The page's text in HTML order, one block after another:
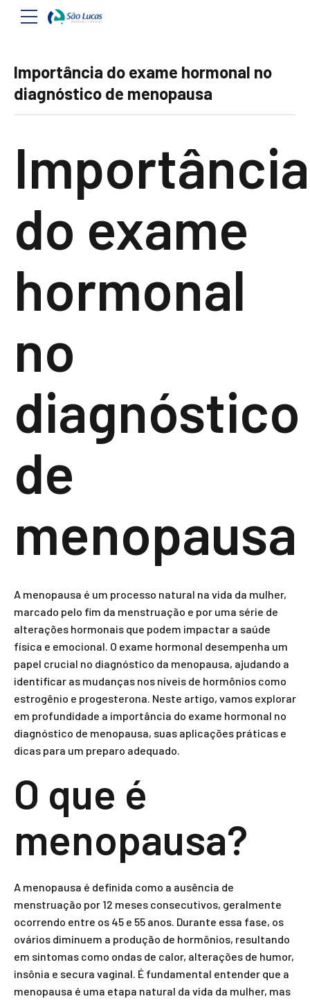
Importância do exame hormonal no
diagnóstico de menopausa
Importância
do exame
hormonal
no
diagnóstico
de
menopausa
A menopausa é um processo natural na vida da mulher,
marcado pelo fim da menstruação e por uma série de
alterações hormonais que podem impactar a saúde
física e emocional. O exame hormonal desempenha um
papel crucial no diagnóstico da menopausa, ajudando a
identificar as mudanças nos níveis de hormônios como
estrogênio e progesterona. Neste artigo, vamos explorar
em profundidade a importância do exame hormonal no
diagnóstico de menopausa, suas aplicações práticas e
dicas para um preparo adequado.
O que é
menopausa?
A menopausa é definida como a ausência de
menstruação por 12 meses consecutivos, geralmente
ocorrendo entre os 45 e 55 anos. Durante essa fase, os
ovários diminuem a produção de hormônios, resultando
em sintomas como ondas de calor, alterações de humor,
insônia e secura vaginal. É fundamental entender que a
menopausa é uma etapa natural da vida da mulher, mas